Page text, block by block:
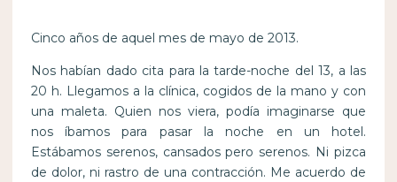
Cinco años de aquel mes de mayo de 2013.
Nos habían dado cita para la tarde-noche del 13, a las
20 h. Llegamos a la clínica, cogidos de la mano y con
una maleta. Quien nos viera, podía imaginarse que
nos íbamos para pasar la noche en un hotel.
Estábamos serenos, cansados ​​pero serenos. Ni pizca
de dolor, ni rastro de una contracción. Me acuerdo de